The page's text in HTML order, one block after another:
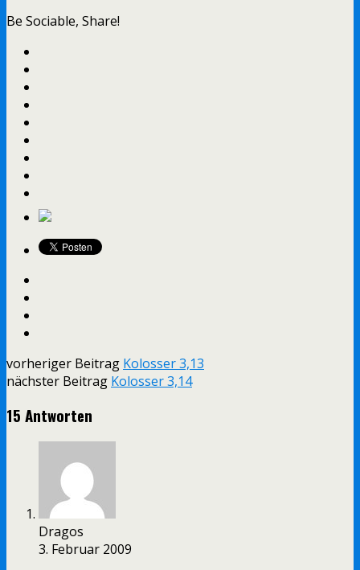
Be Sociable, Share!
vorheriger Beitrag Kolosser 3,13
nächster Beitrag Kolosser 3,14
15 Antworten
Dragos
3. Februar 2009